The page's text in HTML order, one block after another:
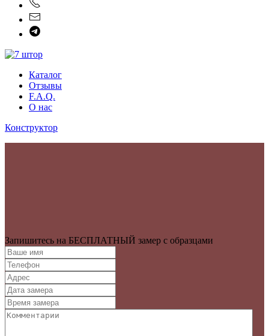
Каталог
Отзывы
F.A.Q.
О нас
Конструктор
Запишитесь на БЕСПЛАТНЫЙ замер с образцами